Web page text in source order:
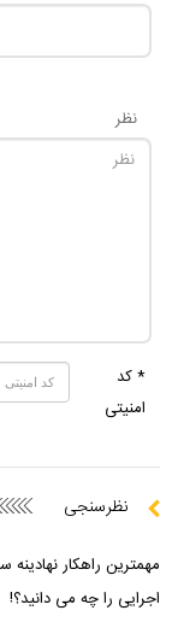
نظر
* کد
امنیتی
نظرسنجی
مهمترین راهکار
اجرایی را چه می دانید؟!